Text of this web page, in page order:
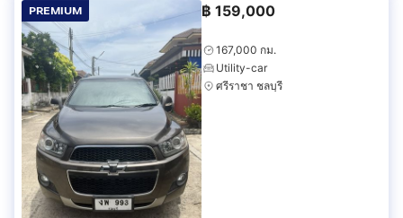
PREMIUM ฿ 159,000
167,000 กม.
Utility-car
ศรีราชา ชลบุรี